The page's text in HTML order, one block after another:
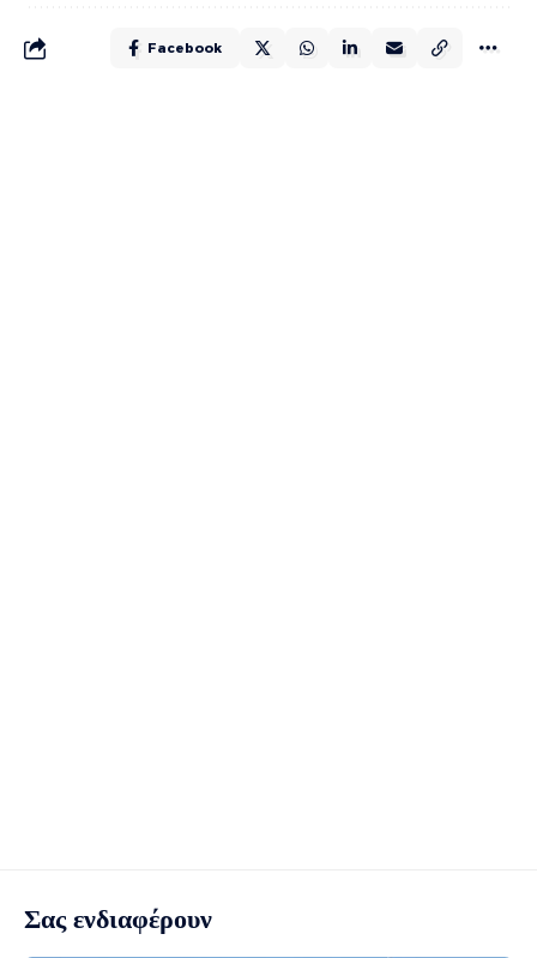
Facebook
Σας ενδιαφέρουν